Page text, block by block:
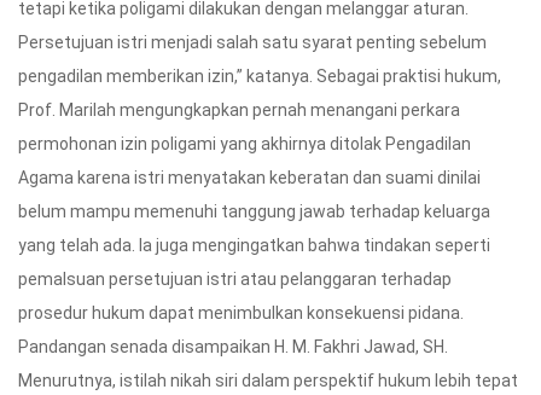
tetapi ketika poligami dilakukan dengan melanggar aturan.
Persetujuan istri menjadi salah satu syarat penting sebelum
pengadilan memberikan izin,” katanya. Sebagai praktisi hukum,
Prof. Marilah mengungkapkan pernah menangani perkara
permohonan izin poligami yang akhirnya ditolak Pengadilan
Agama karena istri menyatakan keberatan dan suami dinilai
belum mampu memenuhi tanggung jawab terhadap keluarga
yang telah ada. Ia juga mengingatkan bahwa tindakan seperti
pemalsuan persetujuan istri atau pelanggaran terhadap
prosedur hukum dapat menimbulkan konsekuensi pidana.
Pandangan senada disampaikan H. M. Fakhri Jawad, SH.
Menurutnya, istilah nikah siri dalam perspektif hukum lebih tepat